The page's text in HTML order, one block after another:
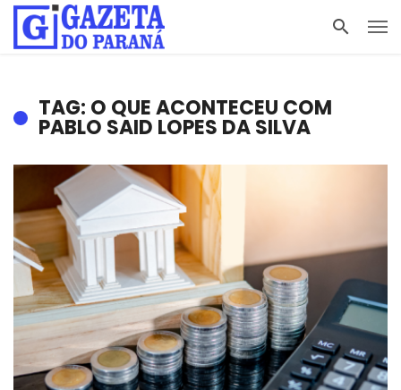
TAG: O QUE ACONTECEU COM
PABLO SAID LOPES DA SILVA